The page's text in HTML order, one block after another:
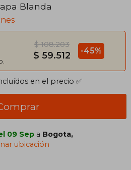
Blanda
$ 108.203
$ 59.512 -45%
en el precio ✅
09 Sep a Bogota,
ubicación